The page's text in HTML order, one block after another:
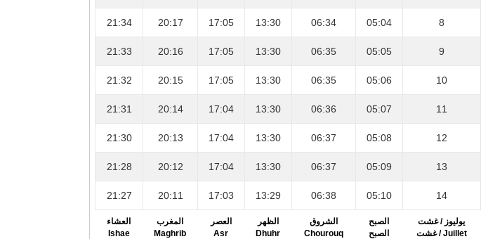
8
05:04
06:34
13:30
17:05
20:17
21:34
9
05:05
06:35
13:30
17:05
20:16
21:33
10
05:06
06:35
13:30
17:05
20:15
21:32
11
05:07
06:36
13:30
17:04
20:14
21:31
12
05:08
06:37
13:30
17:04
20:13
21:30
13
05:09
06:37
13:30
17:04
20:12
21:28
14
05:10
06:38
13:29
17:03
20:11
21:27
يوليوز / غشت
Juillet / غشت
الصبح
الصبح
الشروق
Chourouq
الظهر
Dhuhr
العصر
Asr
المغرب
Maghrib
العشاء
Ishae